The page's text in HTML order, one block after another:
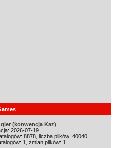
(konwencja Kaz)
2026-07-19
8878, liczba plików: 40040
1, zmian plików: 1